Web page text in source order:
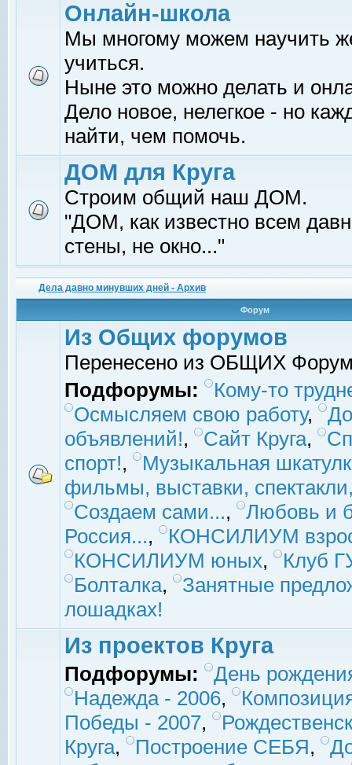
Онлайн-школа
Мы многому можем научить
учиться.
Ныне это можно делать и
Дело новое, нелегкое - но
найти, чем помочь.
ДОМ для Круга
Строим общий наш ДОМ.
"ДОМ, как известно всем
стены, не окно..."
Дела давно минувших дней - Архив
Форум
Из Общих форумов
Перенесено из ОБЩИХ
Подфорумы:
Кому-то
Осмысляем свою работу,
объявлений!, Сайт Круга,
спорт!,
Музыкальная
фильмы, выставки,
Создаем сами...,
Любовь и
Россия...,
КОНСИЛИУМ
КОНСИЛИУМ юных,
Клуб
Болталка,
Занятные
лошадках!
Из проектов Круга
Подфорумы:
День
Надежда - 2006,
Победы - 2007,
Круга, Построение СЕБЯ,